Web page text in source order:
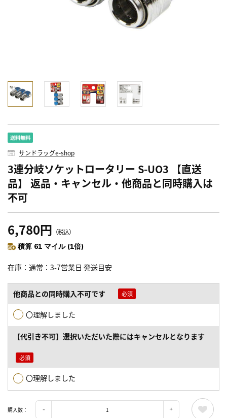
サンドラッグe-shop
3連分岐ソケットロータリー S-UO3 【直送
品】 返品・キャンセル・他商品と同時購入は
不可
6,780円 （税込）
積算 61 マイル (1倍)
在庫 通常：3-7営業日 発送目安
他商品との同時購入不可です
〇理解しました
【代引き不可】選択いただいた際にはキャンセルとなります
〇理解しました
購入数：